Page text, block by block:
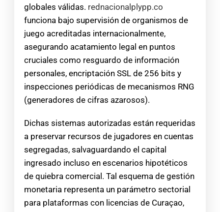
globales válidas. rednacionalplypp.co
funciona bajo supervisión de organismos de
juego acreditadas internacionalmente,
asegurando acatamiento legal en puntos
cruciales como resguardo de información
personales, encriptación SSL de 256 bits y
inspecciones periódicas de mecanismos RNG
(generadores de cifras azarosos).
Dichas sistemas autorizadas están requeridas
a preservar recursos de jugadores en cuentas
segregadas, salvaguardando el capital
ingresado incluso en escenarios hipotéticos
de quiebra comercial. Tal esquema de gestión
monetaria representa un parámetro sectorial
para plataformas con licencias de Curaçao,